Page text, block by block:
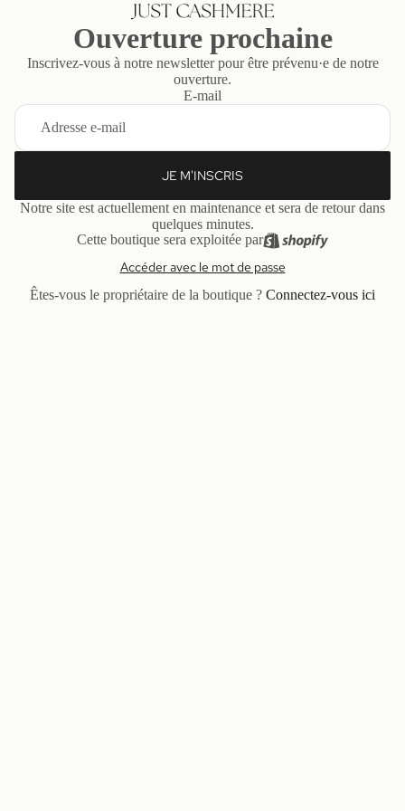
Ouverture prochaine
Inscrivez-vous à notre newsletter pour être prévenu·e de notre
ouverture.
E-mail
JE M'INSCRIS
Notre site est actuellement en maintenance et sera de retour dans
quelques minutes.
Cette boutique sera exploitée par
Accéder avec le mot de passe
Êtes-vous le propriétaire de la boutique ? Connectez-vous ici